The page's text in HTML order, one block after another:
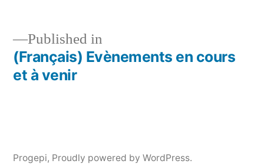
Post
Published in
(Français) Evènements en cours
et à venir
Progepi, Proudly powered by WordPress.